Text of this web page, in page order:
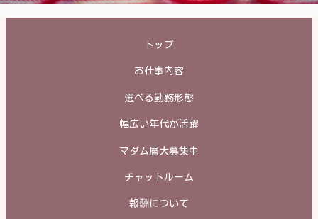
トップ
お仕事内容
選べる勤務形態
幅広い年代が活躍
マダム層大募集中
チャットルーム
報酬について